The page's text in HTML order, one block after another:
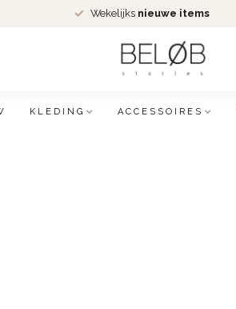
Wekelijks nieuwe items
KLEDING ACCESSOIRES